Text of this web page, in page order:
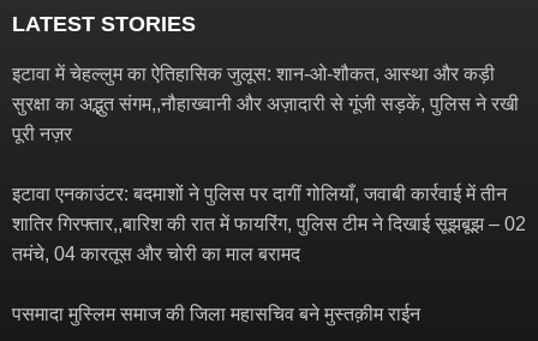
LATEST STORIES
इटावा में चेहल्लुम का ऐतिहासिक जुलूस: शान-ओ-शौकत, आस्था और कड़ी
सुरक्षा का अद्भुत संगम,,नौहाख्वानी और अज़ादारी से गूंजी सड़कें, पुलिस ने रखी
पूरी नज़र
इटावा एनकाउंटर: बदमाशों ने पुलिस पर दागीं गोलियाँ, जवाबी कार्रवाई में तीन
शातिर गिरफ्तार,,बारिश की रात में फायरिंग, पुलिस टीम ने दिखाई सूझबूझ – 02
तमंचे, 04 कारतूस और चोरी का माल बरामद
पसमादा मुस्लिम समाज की जिला महासचिव बने मुस्तक़ीम राईन